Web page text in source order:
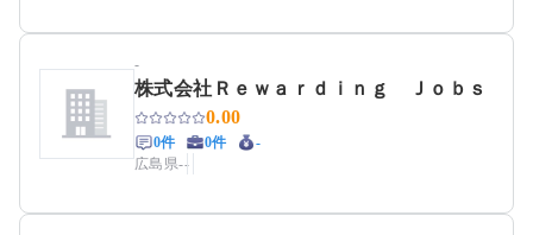
-
株式会社Ｒｅｗａｒｄｉｎｇ Ｊｏｂｓ
0.00
0件 0件
-
広島県--